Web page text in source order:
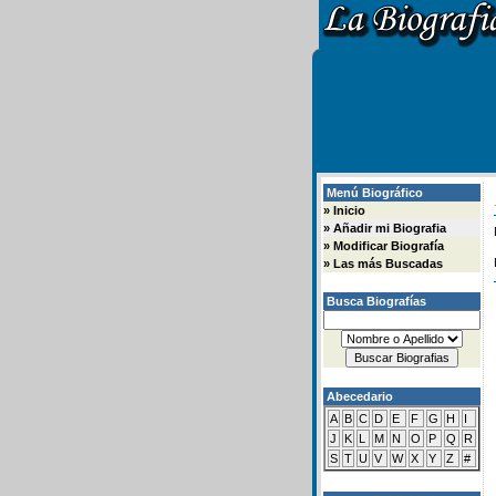
Menú Biográfico
» Inicio
» Añadir mi Biografia
» Modificar Biografía
» Las más Buscadas
Busca Biografías
Abecedario
A B C D E F G H
I
J
K L M N O P Q
R
S T U V W X Y Z #